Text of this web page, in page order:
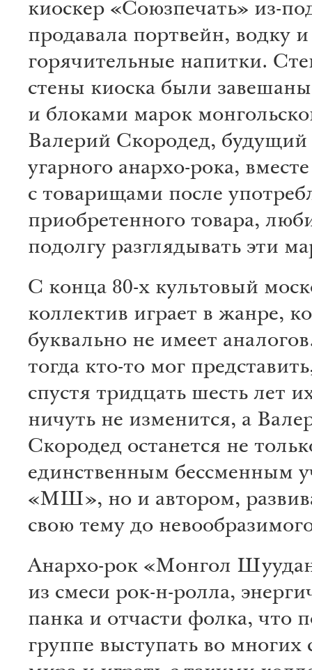
киоскер «Союзпечать» из-
продавала портвейн, водку
горячительные напитки.
стены киоска были завешаны
и блоками марок
Валерий Скородед, будущий
угарного анархо-рока, вместе
с товарищами после
приобретенного товара,
подолгу разглядывать эти
С конца 80-х культовый
коллектив играет в жанре,
буквально не имеет
тогда кто-то мог
спустя тридцать шесть лет
ничуть не изменится, а
Скородед останется не
единственным бессменным
«МШ», но и автором,
свою тему до
Анархо-рок «Монгол
из смеси рок-н-ролла,
панка и отчасти фолка, что
группе выступать во многих